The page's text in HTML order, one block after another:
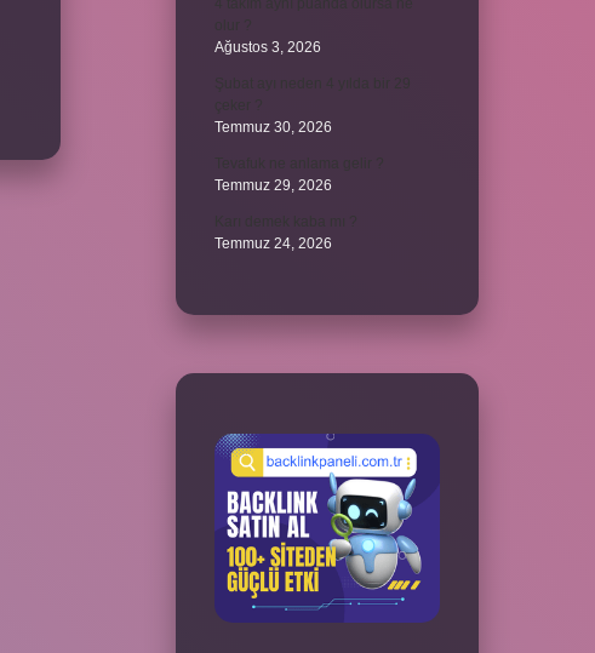
Ağustos 3, 2026
Temmuz 30, 2026
Temmuz 29, 2026
Temmuz 24, 2026